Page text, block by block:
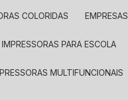
COLORIDAS
PARA ESCOLA
MULTIFUNCIONAIS